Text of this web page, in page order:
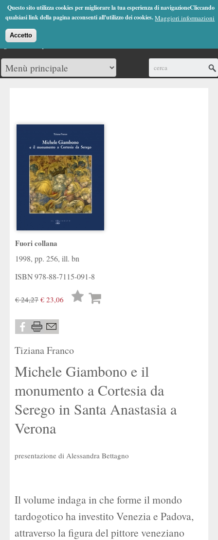
Questo sito utilizza cookies per migliorare la tua esperienza di navigazioneCliccando
qualsiasi link della pagina acconsenti all'utilizzo dei cookies.Maggiori informazioni
Accetto
Jump to Navigation
(0)
Fuori collana
1998, pp. 256, ill. bn
ISBN978-88-7115-091-8
€ 24,27 € 23,06
Lista
Tiziana Franco
Michele Giambono e il
monumento a Cortesia da
Serego in Santa Anastasia a
Verona
presentazione di Alessandra Bettagno
Il volume indaga in che forme il mondo
tardogotico ha investito Venezia e Padova,
attraverso la figura del pittore veneziano